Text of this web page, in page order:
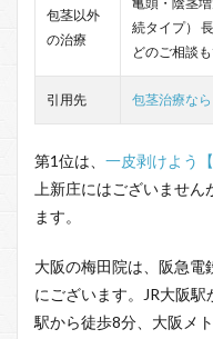
包茎以外
の治療
続タイプ）
どのご相談も
引用先 包茎治療な
第1位は、 一皮剥けよう
上新庄にはございません
ます。
大阪の梅田院は、阪急電
にございます。JR大阪
駅から徒歩8分、大阪メ